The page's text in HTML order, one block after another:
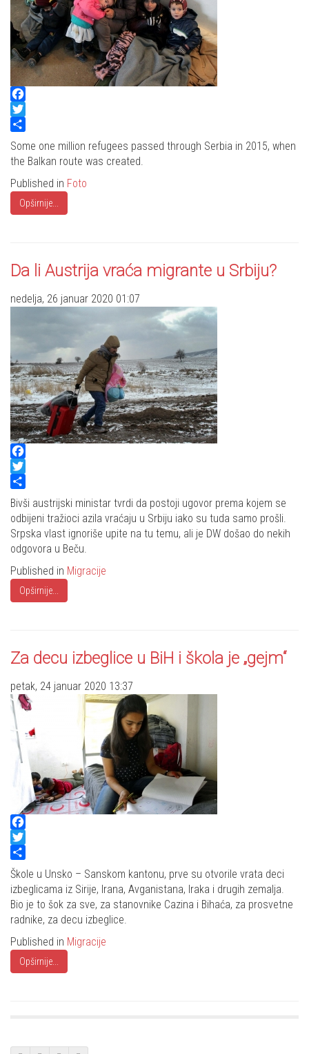
Facebook
Twitter
Share
Some one million refugees passed through Serbia in 2015, when
the Balkan route was created.
Published in Foto
Opširnije...
Da li Austrija vraća migrante u Srbiju?
nedelja, 26 januar 2020 01:07
Facebook
Twitter
Share
Bivši austrijski ministar tvrdi da postoji ugovor prema kojem se
odbijeni tražioci azila vraćaju u Srbiju iako su tuda samo prošli.
Srpska vlast ignoriše upite na tu temu, ali je DW došao do nekih
odgovora u Beču.
Published in Migracije
Opširnije...
Za decu izbeglice u BiH i škola je „gejm“
petak, 24 januar 2020 13:37
Facebook
Twitter
Share
Škole u Unsko – Sanskom kantonu, prve su otvorile vrata deci
izbeglicama iz Sirije, Irana, Avganistana, Iraka i drugih zemalja.
Bio je to šok za sve, za stanovnike Cazina i Bihaća, za prosvetne
radnike, za decu izbeglice.
Published in Migracije
Opširnije...